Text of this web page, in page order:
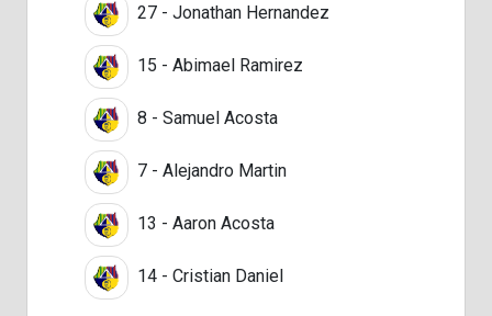
27 - Jonathan Hernandez
15 - Abimael Ramirez
8 - Samuel Acosta
7 - Alejandro Martin
13 - Aaron Acosta
14 - Cristian Daniel